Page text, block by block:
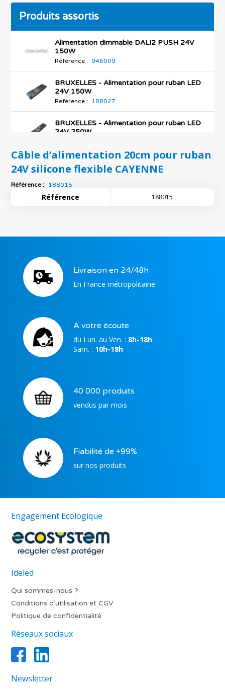
Produits assortis
Alimentation dimmable DALI2 PUSH 24V
150W
Référence : 946009
BRUXELLES - Alimentation pour ruban LED
24V 150W
Référence : 188027
BRUXELLES - Alimentation pour ruban LED
24V 250W
BRUXELLES - Alimentation pour ruban LED
24V 400W
Référence :
Référence :
CAYENNE - Ruban LED silicone flexible
24V 120LEDs/M IP65
Embout de finition pour ANKARA
Référence : 821022
Câble d’alimentation 20cm pour ruban
24V silicone flexible CAYENNE
Référence : 188015
Référence 188015
Livraison en 24/48h
En France métropolitaine
A votre écoute
du Lun. au Ven. : 8h-18h
Sam. : 10h-18h
40 000 produits
vendus par mois
Fiabilité de +99%
sur nos produits
Engagement Ecologique
Ideled
Qui sommes-nous ?
Conditions d’utilisation et CGV
Politique de confidentialité
Réseaux sociaux
Newsletter